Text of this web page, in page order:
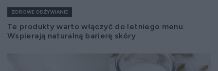
ZDROWE ODŻYWIANIE
Te produkty warto włączyć do letniego menu.
Wspierają naturalną barierę skóry